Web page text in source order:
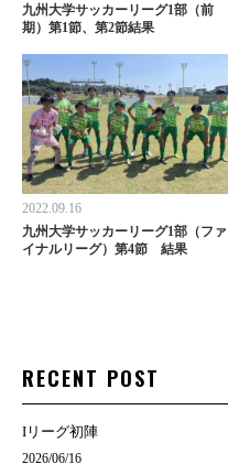
九州大学サッカーリーグ1部（前
期）第1節、第2節結果
2022.09.16
九州大学サッカーリーグ1部（ファ
イナルリーグ）第4節 結果
RECENT POST
Iリーグ初陣
2026/06/16